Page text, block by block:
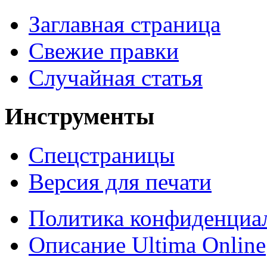
Заглавная страница
Свежие правки
Случайная статья
Инструменты
Спецстраницы
Версия для печати
Политика
Описание Ultima Online